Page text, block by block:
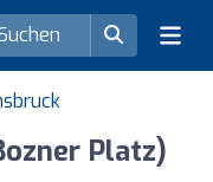
Platz)